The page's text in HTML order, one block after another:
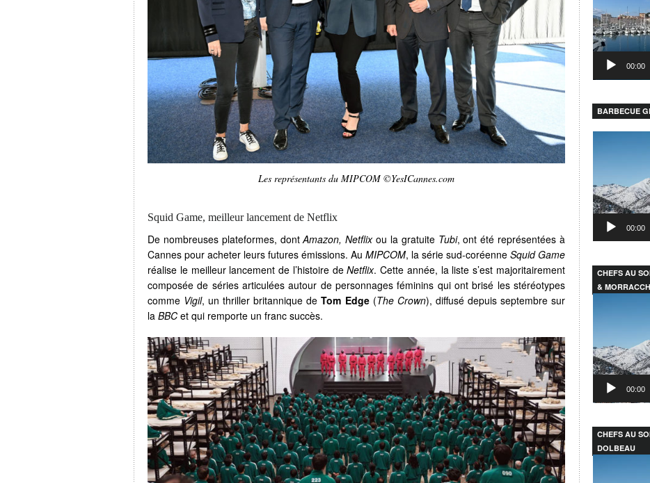
Les représentants du MIPCOM ©YesICannes.com
Squid Game, meilleur lancement de Netflix
De nombreuses plateformes, dontAmazon, Netflixou la gratuite Tubi, ont été représentées à
Cannes pour acheter leurs futures émissions. Au MIPCOM, la série sud-coréenne Squid Game
réalise le meilleur lancement de l’histoire deNetflix. Cette année, la liste s’est majoritairement
composée de séries articulées autour de personnages féminins qui ont brisé les stéréotypes
comme Vigil, un thriller britannique deTom Edge(The Crown), diffusé depuis septembre sur
la BBC et qui remporte un franc succès.
00:00
BARBECUE
00:00
CHEFS AU
&
00:00
CHEFS AU
DOLBEAU